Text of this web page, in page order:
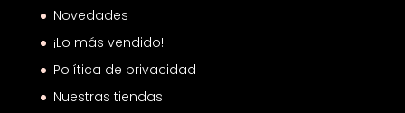
Novedades
¡Lo más vendido!
Política de privacidad
Nuestras tiendas